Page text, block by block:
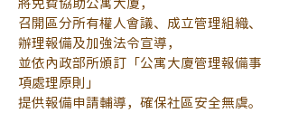
召開區分所有權人會議、成立管理組織、
辦理報備及加強法令宣導，
並依內政部所頒訂「公寓大廈管理報備事
項處理原則」
提供報備申請輔導，確保社區安全無虞。